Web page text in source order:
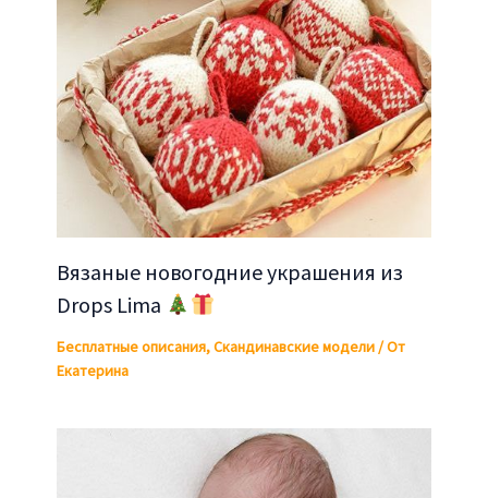
Вязаные новогодние украшения из
Drops Lima
Бесплатные описания,Скандинавские модели/ От
Екатерина